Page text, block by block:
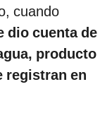
cuando
dio cuenta de
producto
registran en